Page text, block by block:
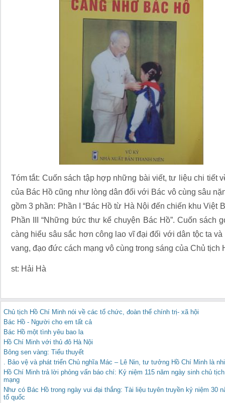
Tóm tắt: Cuốn sách tập hợp những bài viết, tư liệu chi tiết
của Bác Hồ cũng như lòng dân đối với Bác vô cùng sâu
gồm 3 phần: Phần I “Bác Hồ từ Hà Nội đến chiến khu Việt
Phần III “Những bức thư kể chuyện Bác Hồ”. Cuốn sách
càng hiểu sâu sắc hơn công lao vĩ đại đối với dân tộc ta
vang, đạo đức cách mạng vô cùng trong sáng của Chủ tịch
st: Hải Hà
Chủ tịch Hồ Chí Minh nói về các tổ chức, đoàn thể chính trị- xã hội
Bác Hồ - Người cho em tất cả
Bác Hồ một tình yêu bao la
Hồ Chí Minh với thủ đô Hà Nội
Bông sen vàng: Tiểu thuyết
. Bảo vệ và phát triển Chủ nghĩa Mác – Lê Nin, tư tưởng Hồ Chí Minh là
Hồ Chí Minh trả lời phỏng vấn báo chí: Kỷ niệm 115 năm ngày sinh chủ
mạng
Như có Bác Hồ trong ngày vui đại thắng: Tài liệu tuyên truyền kỷ niệm 30
tổ quốc